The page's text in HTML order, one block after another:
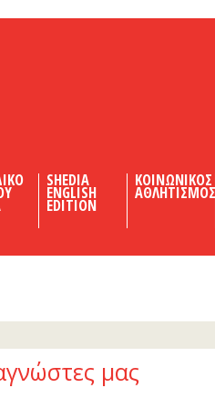
SHEDIA
ENGLISH
EDITION
ΚΟΙΝΩΝΙΚΟΣ
ΑΘΛΗΤΙΣΜΟΣ
µας